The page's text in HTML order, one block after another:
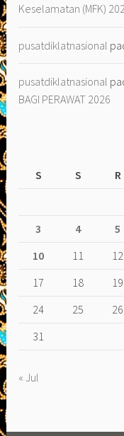
Keselamatan (MFK)
pusatdiklatnasional
pusatdiklatnasional
BAGI PERAWAT 2026
S
S R
3
4 5
10
11 12
17
18 19
24
25 26
31
« Jul